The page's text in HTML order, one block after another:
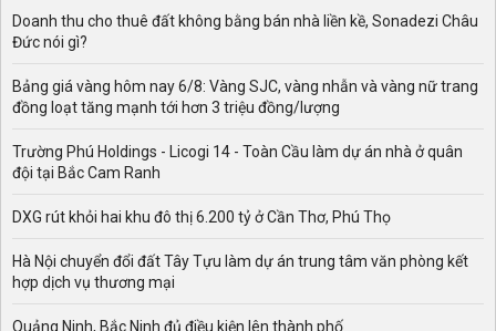
Doanh thu cho thuê đất không bằng bán nhà liền kề, Sonadezi Châu
Đức nói gì?
Bảng giá vàng hôm nay 6/8: Vàng SJC, vàng nhẫn và vàng nữ trang
đồng loạt tăng mạnh tới hơn 3 triệu đồng/lượng
Trường Phú Holdings - Licogi 14 - Toàn Cầu làm dự án nhà ở quân
đội tại Bắc Cam Ranh
DXG rút khỏi hai khu đô thị 6.200 tỷ ở Cần Thơ, Phú Thọ
Hà Nội chuyển đổi đất Tây Tựu làm dự án trung tâm văn phòng kết
hợp dịch vụ thương mại
Quảng Ninh, Bắc Ninh đủ điều kiện lên thành phố